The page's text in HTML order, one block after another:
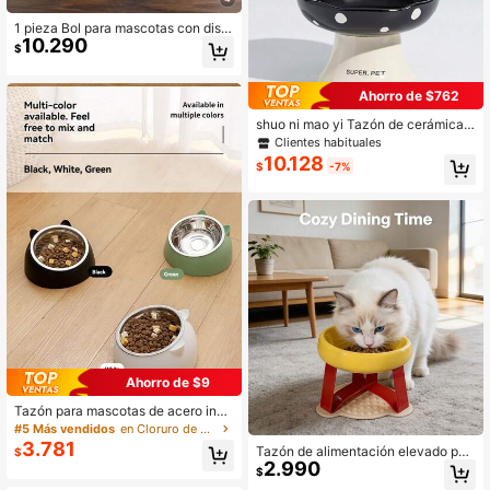
1 pieza Bol para mascotas con dise
ño de gato de dibujos animados
$10.290
Ahorro de $9
Tazón para mascotas de acero inox
idable con forma de gato a 15° con
protección inclinada para el cuello,
desmontable y lavable
#5 Más vendidos en Cloruro de polivinilo Cuencos básicos para masc
$3.781
Ahorro de $762
shuo ni mao yi Tazón de cerámica p
ara comida de gato, tazón para perr
o, tazón para mascotas, tazón de a
gua alto para perros, tazón grande i
Clientes habituales
$10.128 -7%
Tazón de alimentación elevado par
a mascotas (gatos y perros), tazón
de agua, tazón en forma de OVNI, di
$2.990